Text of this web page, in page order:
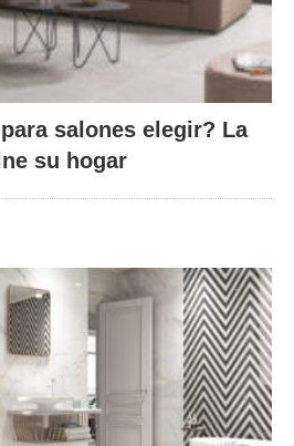
salones elegir? La
su hogar